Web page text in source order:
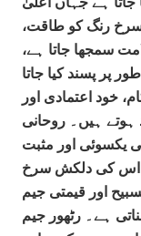
سرخ رنگ کو طاقت،
سمجھا جاتا ہے،
پر پسند کیا جاتا
خود اعتمادی اور
ہوتے ہیں۔ روحانی
یکسوئی اور مثبت
اس کی دلکش سرخ
اور قیمتی جیم
ہے۔ رٹھور جیم